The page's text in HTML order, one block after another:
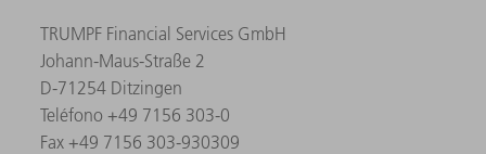
TRUMPF Financial Services GmbH
Johann-Maus-Straße 2
D-71254 Ditzingen
Teléfono +49 7156 303-0
Fax +49 7156 303-930309